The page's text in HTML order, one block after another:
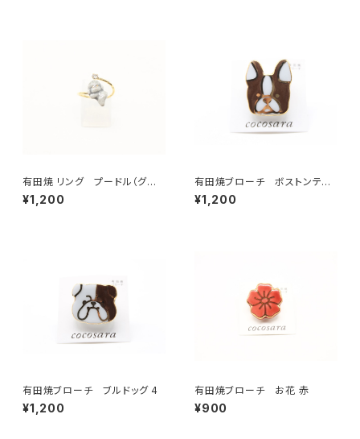
有田焼 リング プードル（グレ
ー）
¥1,200
有田焼ブローチ ボストンテリ
ア 2
¥1,200
有田焼ブローチ ブルドッグ 4
¥1,200
有田焼ブローチ お花 赤
¥900